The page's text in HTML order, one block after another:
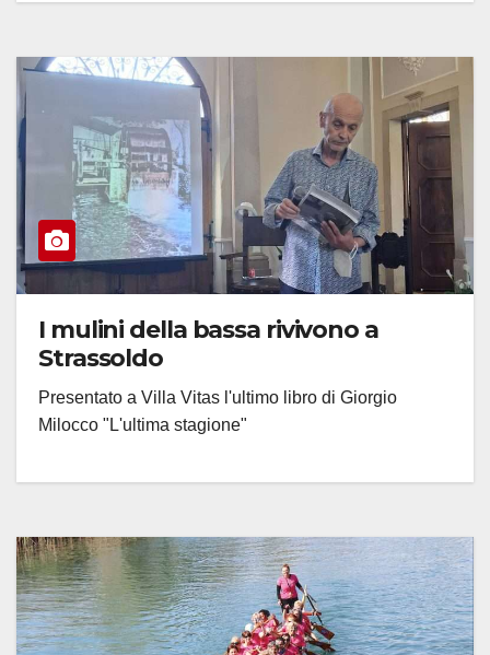
I mulini della bassa rivivono a
Strassoldo
Presentato a Villa Vitas l'ultimo libro di Giorgio
Milocco "L'ultima stagione"